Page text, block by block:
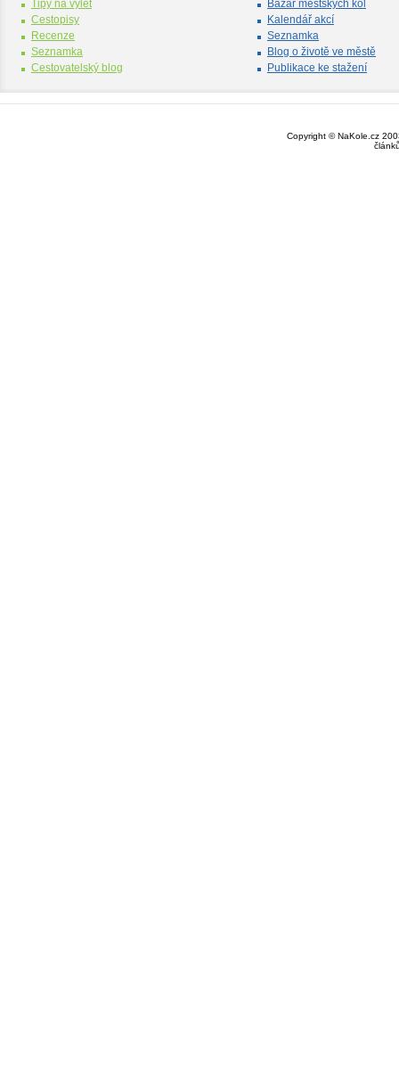
Tipy na výlet
Cestopisy
Recenze
Seznamka
Cestovatelský blog
Bazar městských kol
Kalendář akcí
Seznamka
Blog o životě ve městě
Publikace ke stažení
Copyright © NaKole.cz